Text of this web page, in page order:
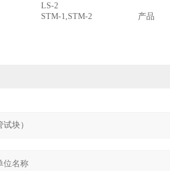
LS-2
STM-1,STM-2 产品